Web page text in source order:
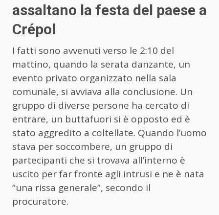
assaltano la festa del paese a
Crépol
I fatti sono avvenuti verso le 2:10 del
mattino, quando la serata danzante, un
evento privato organizzato nella sala
comunale, si avviava alla conclusione. Un
gruppo di diverse persone ha cercato di
entrare, un buttafuori si è opposto ed è
stato aggredito a coltellate. Quando l’uomo
stava per soccombere, un gruppo di
partecipanti che si trovava all’interno è
uscito per far fronte agli intrusi e ne è nata
“una rissa generale”, secondo il
procuratore.